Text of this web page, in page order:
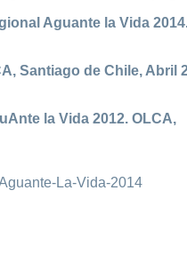
Aguante la Vida
Santiago de Chile, Abril
la Vida 2012. OLCA,
La-Vida-2014